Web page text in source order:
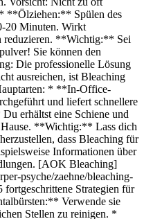
**Ölziehen:** Spülen des
20 Minuten. Wirkt
reduzieren. **Wichtig:** Sei
Sie können den
Die professionelle Lösung
ausreichen, ist Bleaching
* **In-Office-
und liefert schnellere
erhältst eine Schiene und
**Wichtig:** Lass dich
dass Bleaching für
Informationen über
[AOK Bleaching]
psyche/zaehne/bleaching-
Strategien für
Verwende sie
Stellen zu reinigen. *